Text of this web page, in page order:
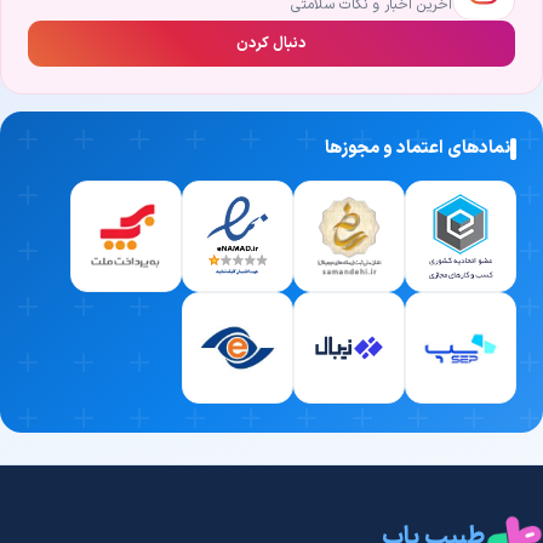
لقاح آزمایشگاهی(IVF) باید بتواند با بررسی دقیق علائم، انجام معاینات
بالینی و در صورت نیاز تجویز آزمایش‌ها یا تصویربرداری‌های ضروری،
2. تجربه بالینی و سابقه کاری درخشان
در دنیای پزشکی، هیچ‌چیز جای «تجربه» را نمی‌گیرد. یکی از مهم‌ترین
معیارهای انتخاب بهترین دکتر لقاح آزمایشگاهی(IVF)، میزان سابقه او در
مواجهه با بیماران مختلف است. پزشکی که سال‌ها در این حوزه فعالیت
کرده، با پیچیده‌ترین شرایط آشناست و در لحظات حساس، بهترین تصمیم
درمانی را می‌گیرد.
علم پزشکی هر روز در حال تکامل است. پزشکی که دانش خود را در زمینه
4. اخلاق حرفه‌ای و ارتباط صمیمانه با بیمار
دنبال کردن
نمادهای اعتماد و مجوزها